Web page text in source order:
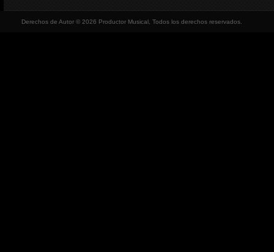
Derechos de Autor © 2026 Productor Musical, Todos los derechos reservados.